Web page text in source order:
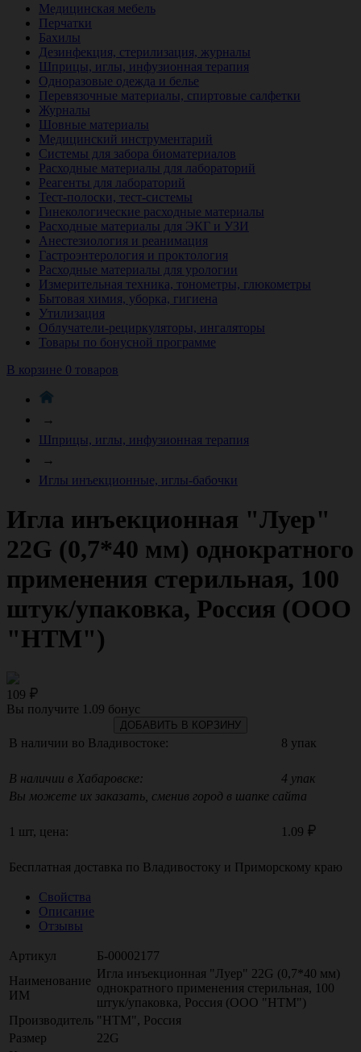
Медицинская мебель
Перчатки
Бахилы
Дезинфекция, стерилизация, журналы
Шприцы, иглы, инфузионная терапия
Одноразовые одежда и белье
Перевязочные материалы, спиртовые салфетки
Журналы
Шовные материалы
Медицинский инструментарий
Системы для забора биоматериалов
Расходные материалы для лабораторий
Реагенты для лабораторий
Тест-полоски, тест-системы
Гинекологические расходные материалы
Расходные материалы для ЭКГ и УЗИ
Анестезиология и реанимация
Гастроэнтерология и проктология
Расходные материалы для урологии
Измерительная техника, тонометры, глюкометры
Бытовая химия, уборка, гигиена
Утилизация
Облучатели-рециркуляторы, ингаляторы
Товары по бонусной программе
В корзине 0 товаров
→
Шприцы, иглы, инфузионная терапия
→
Иглы инъекционные, иглы-бабочки
Игла инъекционная "Луер"
22G (0,7*40 мм) однократного
применения стерильная, 100
штук/упаковка, Россия (ООО
"НТМ")
109
Вы получите 1.09 бонус
ДОБАВИТЬ В КОРЗИНУ
В наличии во Владивостоке: 8 упак
В наличии в Хабаровске:
4 упак
Вы можете их заказать, сменив город в шапке сайта
1 шт, цена: 1.09
Бесплатная доставка по Владивостоку и Приморскому краю
Свойства
Описание
Отзывы
Артикул
Б-00002177
Наименование
ИМ
Игла инъекционная "Луер" 22G (0,7*40 мм)
однократного применения стерильная, 100
штук/упаковка, Россия (ООО "НТМ")
Производитель "НТМ", Россия
Размер
22G